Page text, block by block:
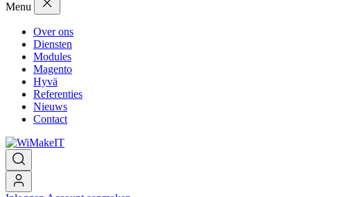
Menu
Over ons
Diensten
Modules
Magento
Hyvä
Referenties
Nieuws
Contact